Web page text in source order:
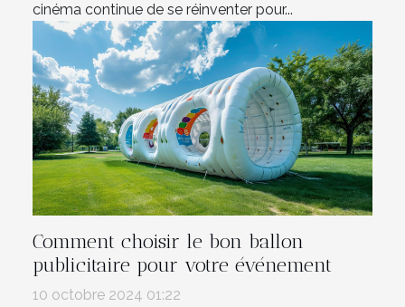
cinéma continue de se réinventer pour...
Comment choisir le bon ballon
publicitaire pour votre événement
10 octobre 2024 01:22